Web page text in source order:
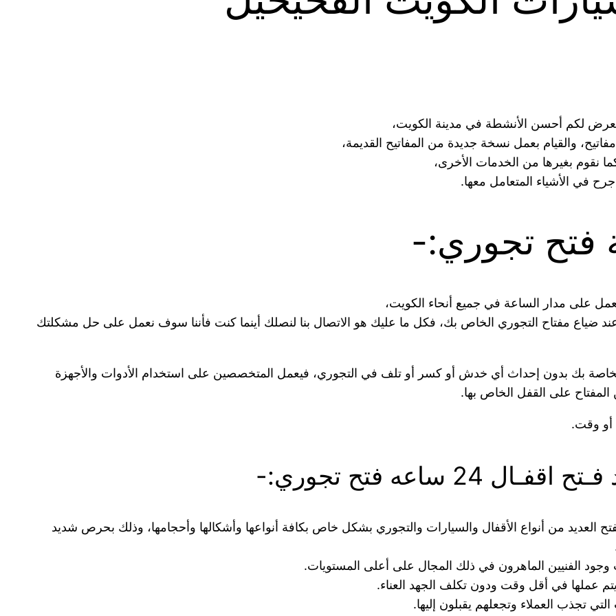
والقيام بعمل نسخة جديدة من المفاتيح القديمة،
نقوم بغيرها من الخدمات الأخرى،
في الأشياء المتعامل معها.
ضياع مفتاح التجوري الخاص بك، فكل ما عليك هو الاتصال بنا لنصلك أينما كنت فأننا سوف نعمل على حل مشكلتك
الخاصة بك بدون إحداث أي خدش أو كسر أو تلف في التجوري، فيعمل المتخصصين على استخدام الأدوات والأجهزة
على القفل الخاص بها.
أو وقت.
ساعه فتح تجوري:-
24 ساعة فتح تجوري بفتح العديد من أنواع الأقفال والسيارات والتجوري بشكل خاص بكافة أنواعها وأشكالها وأحجامها، وذلك بحرص شديد
الفنيين الماهرون في ذلك المجال على أعلى المستويات.
عملها في أقل وقت ودون تكلف الجهد العناء.
تجذب العملاء وتجعلهم يقبلون إليها.